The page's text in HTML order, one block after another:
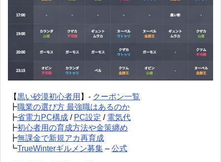
【黒い砂漠初心者用 】- クーポン一覧
┣職業の選び方 最強職はあるのか
┣省電力PC構成 / PC設定 / 電気代
┣初心者用の育成方法や金策纏め
┣無課金で新規アカ再育成
┗TrueWinterギルメン募集 – 公式